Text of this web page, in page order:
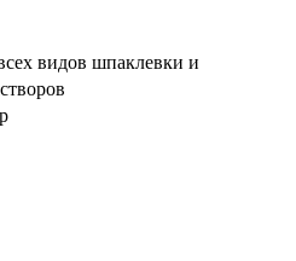
видов шпаклевки и